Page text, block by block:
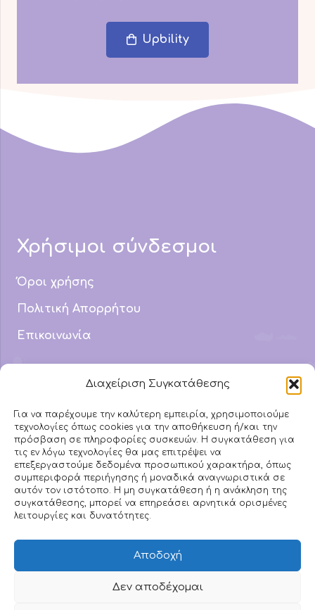
Διαχείριση Συγκατάθεσης
Για να παρέχουμε την καλύτερη εμπειρία, χρησιμοποιούμε
τεχνολογίες όπως cookies για την αποθήκευση ή/και την
πρόσβαση σε πληροφορίες συσκευών. Η συγκατάθεση για
τις εν λόγω τεχνολογίες θα μας επιτρέψει να
επεξεργαστούμε δεδομένα προσωπικού χαρακτήρα, όπως
συμπεριφορά περιήγησης ή μοναδικά αναγνωριστικά σε
αυτόν τον ιστότοπο. Η μη συγκατάθεση ή η ανάκληση της
συγκατάθεσης, μπορεί να επηρεάσει αρνητικά ορισμένες
λειτουργίες και δυνατότητες.
Αποδοχή
Δεν αποδέχομαι
Upbility
Χρήσιμοι σύνδεσμοι
Όροι χρήσης
Πολιτική Απορρήτου
Επικοινωνία
Email Address
Τηλέφωνο
693 742 3882
Ακολουθήστε μας στα